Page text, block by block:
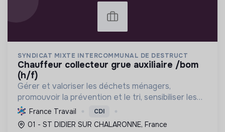
SYNDICAT MIXTE INTERCOMMUNAL DE DESTRUCT
chauffeur collecteur grue auxiliaire /bom
(h/f)
Gérer et valoriser les déchets ménagers,
promouvoir la prévention et le tri, sensibiliser les
usagers, tout en optimisant les coûts et
contribuant à la transition écologique.
France Travail CDI
01 - ST DIDIER SUR CHALARONNE, France